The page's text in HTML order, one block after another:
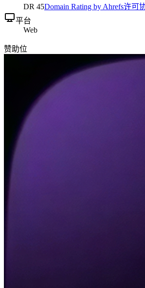
DR 45Domain Rating by Ahrefs许可
平台
Web
赞助位